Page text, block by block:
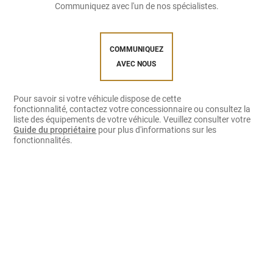
Communiquez avec l'un de nos spécialistes.
COMMUNIQUEZ
AVEC NOUS
Pour savoir si votre véhicule dispose de cette
fonctionnalité, contactez votre concessionnaire ou consultez la
liste des équipements de votre véhicule. Veuillez consulter votre
Guide du propriétaire pour plus d'informations sur les
fonctionnalités.